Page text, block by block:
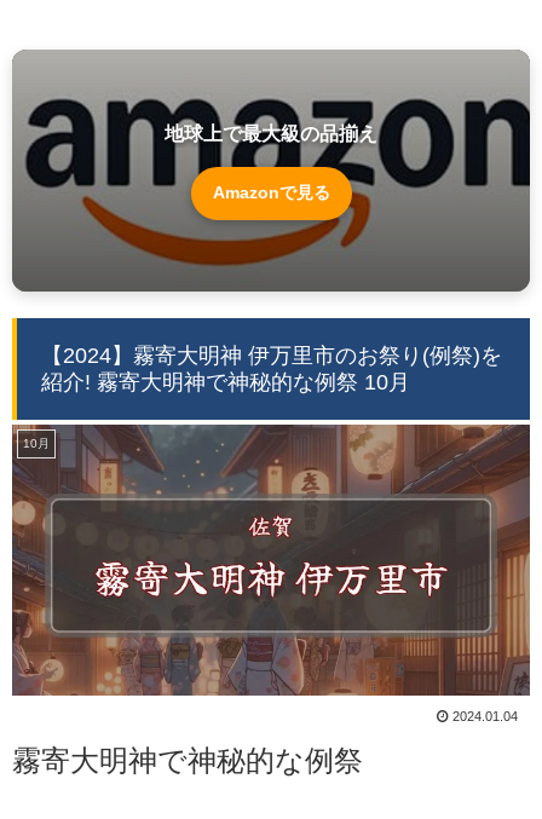
地球上で最大級の品揃え
Amazonで見る
【2024】霧寄大明神 伊万里市のお祭り(例祭)を
紹介! 霧寄大明神で神秘的な例祭 10月
10月
2024.01.04
霧寄大明神で神秘的な例祭